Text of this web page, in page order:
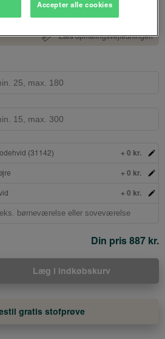
Læs opmålingsvejledningen
(31142) + 0 kr.
+ 0 kr.
+ 0 kr.
Din pris 887 kr.
Læg i indkøbskurv
gratis stofprøve
Accepter alle cookies